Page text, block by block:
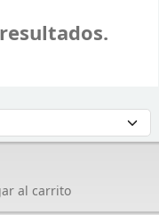
al carrito